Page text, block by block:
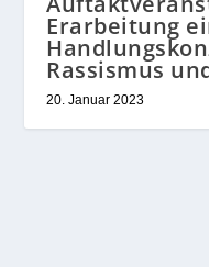
Erarbeitung
Rassismus
20. Januar 2023